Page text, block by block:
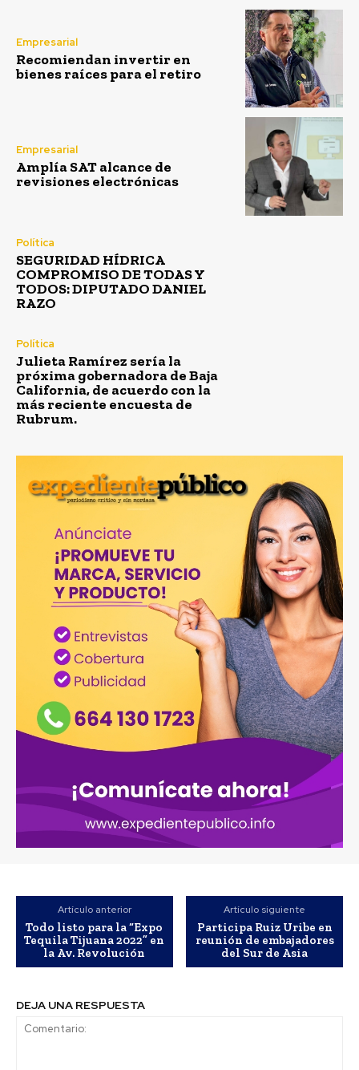
Empresarial
Recomiendan invertir en
bienes raíces para el retiro
Empresarial
Amplía SAT alcance de
revisiones electrónicas
Política
SEGURIDAD HÍDRICA
COMPROMISO DE TODAS Y
TODOS: DIPUTADO DANIEL
RAZO
Política
Julieta Ramírez sería la
próxima gobernadora de Baja
California, de acuerdo con la
más reciente encuesta de
Rubrum.
Artículo anterior
Todo listo para la “Expo
Tequila Tijuana 2022” en
la Av. Revolución
Artículo siguiente
Participa Ruiz Uribe en
reunión de embajadores
del Sur de Asia
DEJA UNA RESPUESTA